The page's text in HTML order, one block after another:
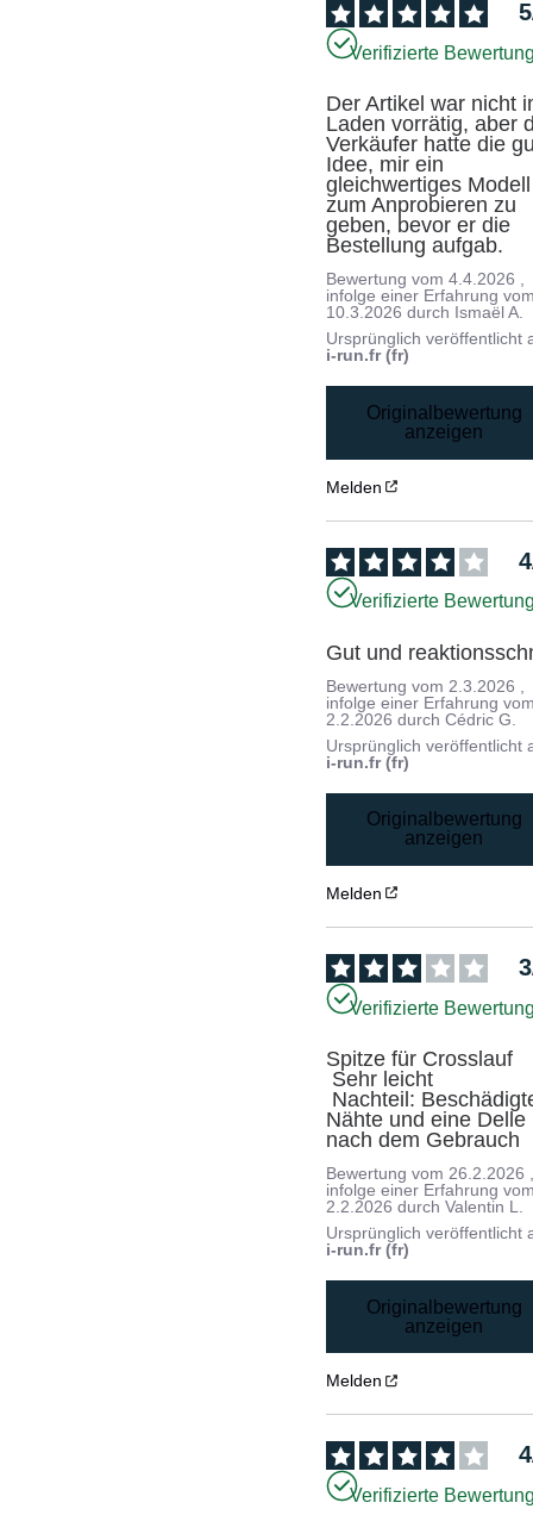
5
Verifizierte
Der Artikel war nicht
Laden vorrätig, aber
Verkäufer hatte die
Idee, mir ein
gleichwertiges Modell
zum Anprobieren zu
geben, bevor er die
Bestellung aufgab.
Bewertung vom4.4.2026 ,
infolge einer Erfahrung
10.3.2026 durch Ismaël A.
Ursprünglich veröffentlicht
i-run.fr (fr)
Originalbewertung
anzeigen
Melden
4
Verifizierte
Gut und
Bewertung vom 2.3.2026
infolge einer Erfahrung
2.2.2026 durchCédric G.
Ursprünglich veröffentlicht
i-run.fr (fr)
Originalbewertung
anzeigen
Melden
3
Verifizierte
Spitze für Crosslauf
Nähte und eine Delle
nach dem Gebrauch
Bewertung vom 26.2.2026
infolge einer Erfahrung
2.2.2026 durchValentin L.
Ursprünglich veröffentlicht
i-run.fr (fr)
Originalbewertung
anzeigen
Melden
4
Verifizierte